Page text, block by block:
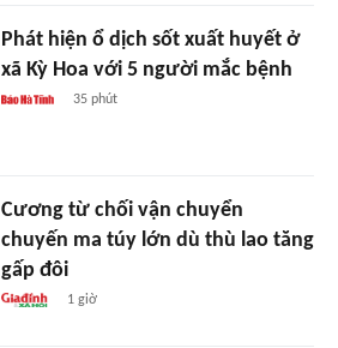
Phát hiện ổ dịch sốt xuất huyết ở
xã Kỳ Hoa với 5 người mắc bệnh
35 phút
Cương từ chối vận chuyển
chuyến ma túy lớn dù thù lao tăng
gấp đôi
1 giờ